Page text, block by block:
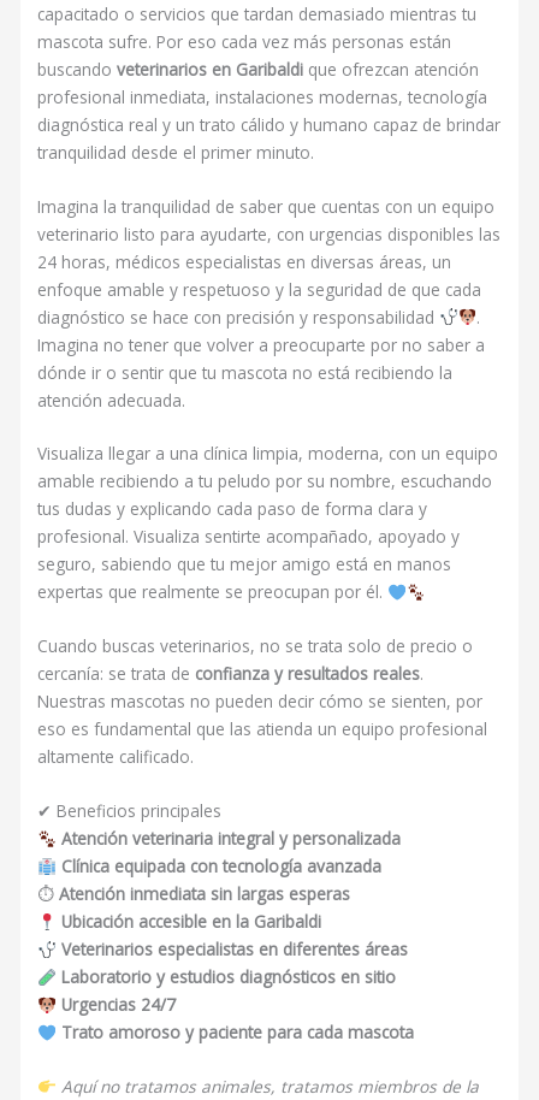
capacitado o servicios que tardan demasiado mientras tu
mascota sufre. Por eso cada vez más personas están
buscandoveterinarios en Garibaldi que ofrezcan atención
profesional inmediata, instalaciones modernas, tecnología
diagnóstica real y un trato cálido y humano capaz de brindar
tranquilidad desde el primer minuto.
Imagina la tranquilidad de saber que cuentas con un equipo
veterinario listo para ayudarte, con urgencias disponibles las
24 horas, médicos especialistas en diversas áreas, un
enfoque amable y respetuoso y la seguridad de que cada
diagnóstico se hace con precisión y responsabilidad
.
Imagina no tener que volver a preocuparte por no saber a
dónde ir o sentir que tu mascota no está recibiendo la
atención adecuada.
Visualiza llegar a una clínica limpia, moderna, con un equipo
amable recibiendo a tu peludo por su nombre, escuchando
tus dudas y explicando cada paso de forma clara y
profesional. Visualiza sentirte acompañado, apoyado y
seguro, sabiendo que tu mejor amigo está en manos
expertas que realmente se preocupan por él.
Cuando buscas veterinarios, no se trata solo de precio o
cercanía: se trata de confianza y resultados reales.
Nuestras mascotas no pueden decir cómo se sienten, por
eso es fundamental que las atienda un equipo profesional
altamente calificado.
✔ Beneficios principales
Atención veterinaria integral y personalizada
Clínica equipada con tecnología avanzada
⏱Atención inmediata sin largas esperas
Ubicación accesible en la Garibaldi
Veterinarios especialistas en diferentes áreas
Laboratorio y estudios diagnósticos en sitio
Urgencias 24/7
Trato amoroso y paciente para cada mascota
Aquí no tratamos animales, tratamos miembros de la